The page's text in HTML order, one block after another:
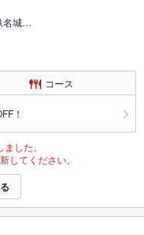
名城…
コース
！
した。
してください。